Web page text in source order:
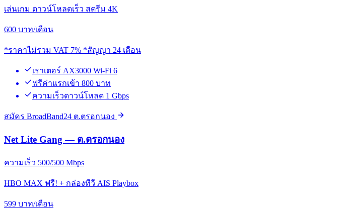
เล่นเกม ดาวน์โหลดเร็ว สตรีม 4K
600 บาท/เดือน
*ราคาไม่รวม VAT 7% *สัญญา 24 เดือน
เราเตอร์ AX3000 Wi-Fi 6
ฟรีค่าแรกเข้า 800 บาท
ความเร็วดาวน์โหลด 1 Gbps
สมัคร BroadBand24 ต.ตรอกนอง
Net Lite Gang — ต.ตรอกนอง
ความเร็ว 500/500 Mbps
HBO MAX ฟรี! + กล่องทีวี AIS Playbox
599 บาท/เดือน